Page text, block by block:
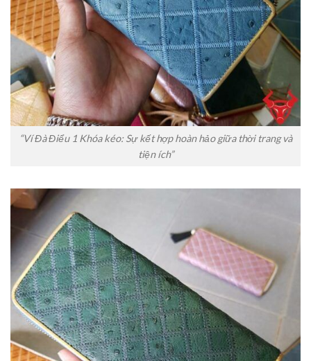
“Ví Đà Điểu 1 Khóa kéo: Sự kết hợp hoàn hảo giữa thời trang và
tiện ích”